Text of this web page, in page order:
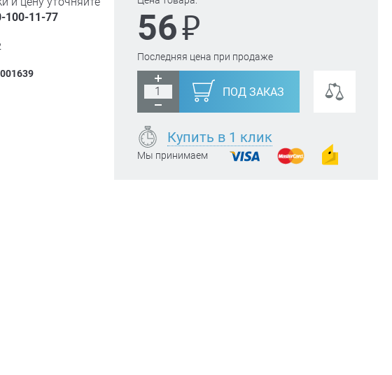
56₽
Последняя цена при продаже
ПОД ЗАКАЗ
Купить в 1 клик
Мы принимаем
100-11-77